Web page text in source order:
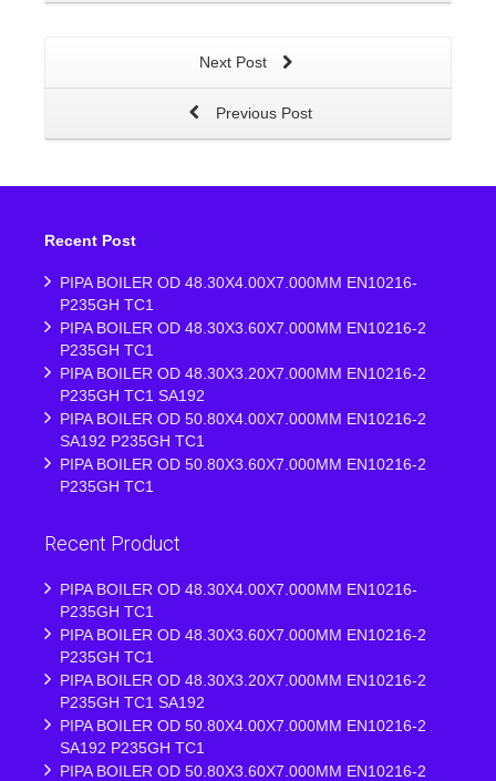
Next Post
Previous Post
Recent Post
PIPA BOILER OD 48.30X4.00X7.000MM EN10216-
P235GH TC1
PIPA BOILER OD 48.30X3.60X7.000MM EN10216-2
P235GH TC1
PIPA BOILER OD 48.30X3.20X7.000MM EN10216-2
P235GH TC1 SA192
PIPA BOILER OD 50.80X4.00X7.000MM EN10216-2
SA192 P235GH TC1
PIPA BOILER OD 50.80X3.60X7.000MM EN10216-2
P235GH TC1
Recent Product
PIPA BOILER OD 48.30X4.00X7.000MM EN10216-
P235GH TC1
PIPA BOILER OD 48.30X3.60X7.000MM EN10216-2
P235GH TC1
PIPA BOILER OD 48.30X3.20X7.000MM EN10216-2
P235GH TC1 SA192
PIPA BOILER OD 50.80X4.00X7.000MM EN10216-2
SA192 P235GH TC1
PIPA BOILER OD 50.80X3.60X7.000MM EN10216-2